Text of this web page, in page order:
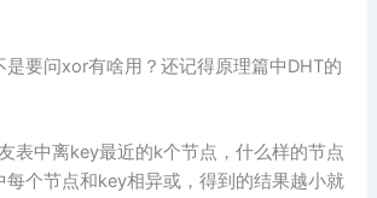
是要问xor有啥用？还记得原理篇中DHT的
表中离key最近的k个节点，什么样的节点
每个节点和key相异或，得到的结果越小就